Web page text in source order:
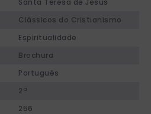
Santa Teresa de Jesus
Clássicos do Cristianismo
Espiritualidade
Brochura
Português
2ª
256